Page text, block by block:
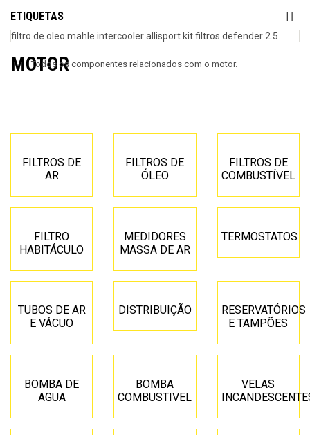
ETIQUETAS
filtro de oleo mahle intercooler allisport kit filtros defender 2.5
MOTOR
Todos os componentes relacionados com o motor.
FILTROS DE
AR
FILTROS DE
ÓLEO
FILTROS DE
COMBUSTÍVEL
FILTRO
HABITÁCULO
MEDIDORES
MASSA DE AR
TERMOSTATOS
TUBOS DE AR
E VÁCUO
DISTRIBUIÇÃO
RESERVATÓRIOS
E TAMPÕES
BOMBA DE
AGUA
BOMBA
COMBUSTIVEL
VELAS